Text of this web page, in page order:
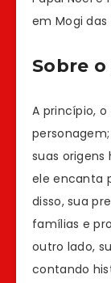
em Mogi das
Sobre
A princípio, o
suas
ele encanta
disso, sua
famílias e
outro lado,
contando